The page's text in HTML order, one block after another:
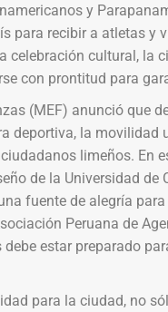
y
para recibir a atletas y
cultural, la
con prontitud para
(MEF) anunció que
deportiva, la movilidad
limeños. En
de la Universidad de
fuente de alegría
Peruana de
estar preparado
para la ciudad, no